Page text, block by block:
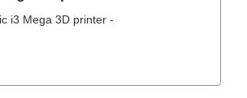
i3 Mega 3D printer -